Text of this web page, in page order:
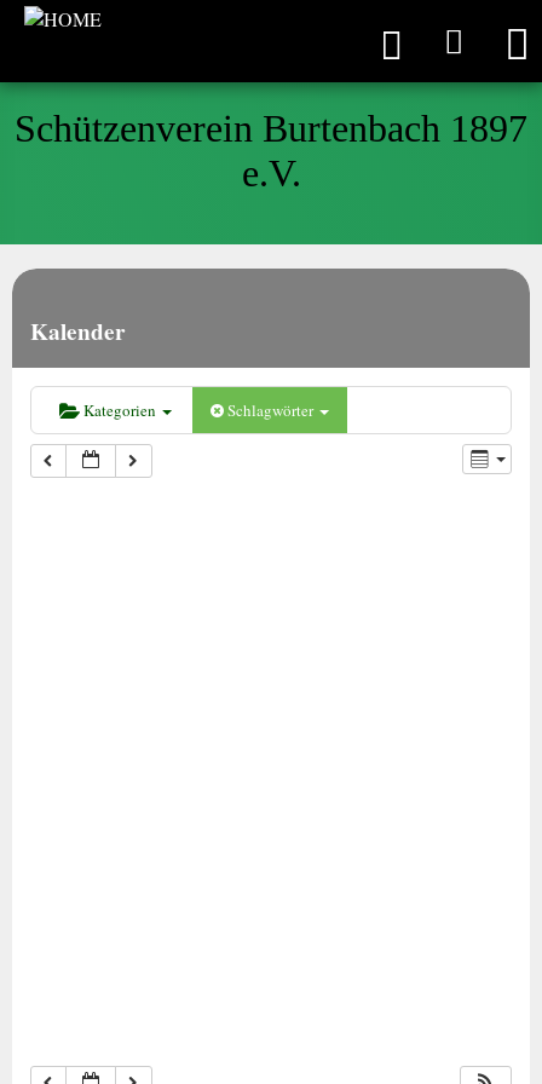
Schützenverein Burtenbach 1897
e.V.
Kalender
Kategorien Schlagwörter